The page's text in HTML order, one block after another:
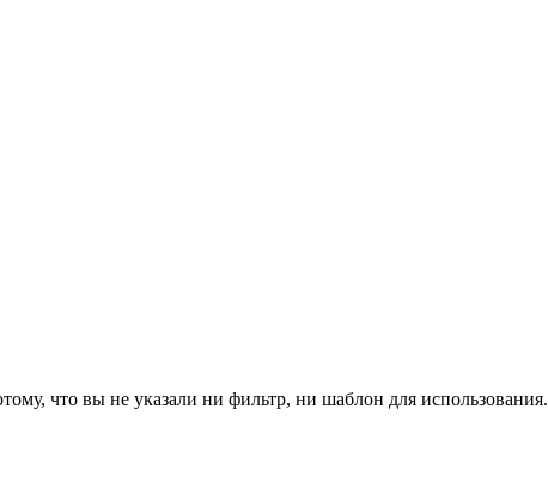
что вы не указали ни фильтр, ни шаблон для использования.